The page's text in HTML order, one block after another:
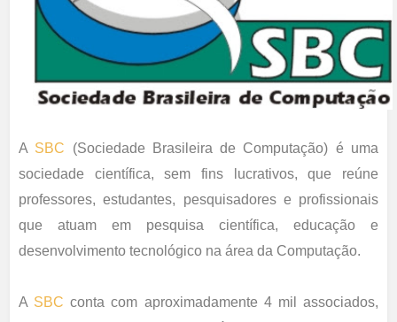
A SBC (Sociedade Brasileira de Computação) é uma
sociedade científica, sem fins lucrativos, que reúne
professores, estudantes, pesquisadores e profissionais
que atuam em pesquisa científica, educação e
desenvolvimento tecnológico na área da Computação.
A SBC conta com aproximadamente 4 mil associados,